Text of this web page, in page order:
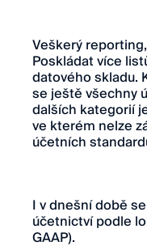
Veškerý
Poskládat více
datového skladu.
se ještě všechny
dalších kategorií
ve kterém nelze
účetních
I v dnešní době
účetnictví podle
GAAP).